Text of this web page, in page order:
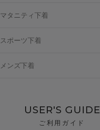
マタニティ下着
スポーツ下着
メンズ下着
USER'S GUIDE
ご利用ガイド